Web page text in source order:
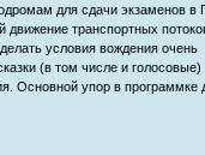
для сдачи экзаменов в
транспортных
условия вождения очень
(в том числе и голосовые)
Основной упор в программке